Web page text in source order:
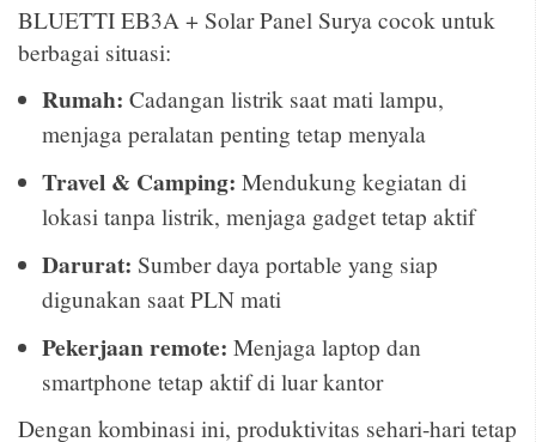
BLUETTI EB3A + Solar Panel Surya cocok untuk
berbagai situasi:
Rumah: Cadangan listrik saat mati lampu,
menjaga peralatan penting tetap menyala
Travel & Camping: Mendukung kegiatan di
lokasi tanpa listrik, menjaga gadget tetap aktif
Darurat: Sumber daya portable yang siap
digunakan saat PLN mati
Pekerjaan remote: Menjaga laptop dan
smartphone tetap aktif di luar kantor
Dengan kombinasi ini, produktivitas sehari-hari tetap